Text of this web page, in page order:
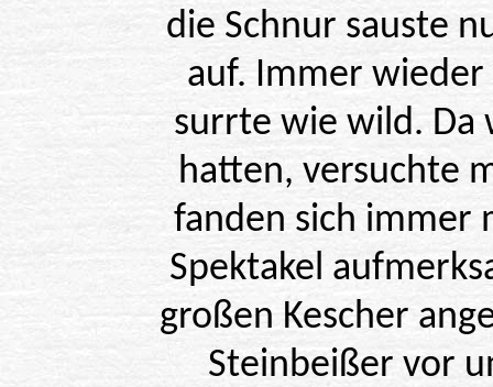
die Schnur sauste
auf. Immer
surrte wie wild. Da
hatten, versuchte
fanden sich immer
Spektakel
großen Kescher
Steinbeißer vor